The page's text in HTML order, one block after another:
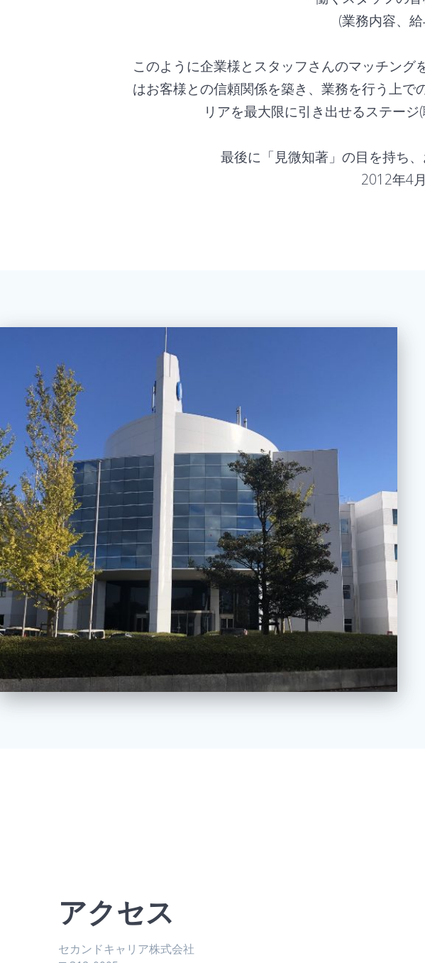
(業務内容、
このように企業様とスタッフさんのマッチン
はお客様との信頼関係を築き、業務を行う上
リアを最大限に引き出せるステー
最後に「見微知著」の目を持ち
2012年
アクセス
セカンドキャリア株式会社